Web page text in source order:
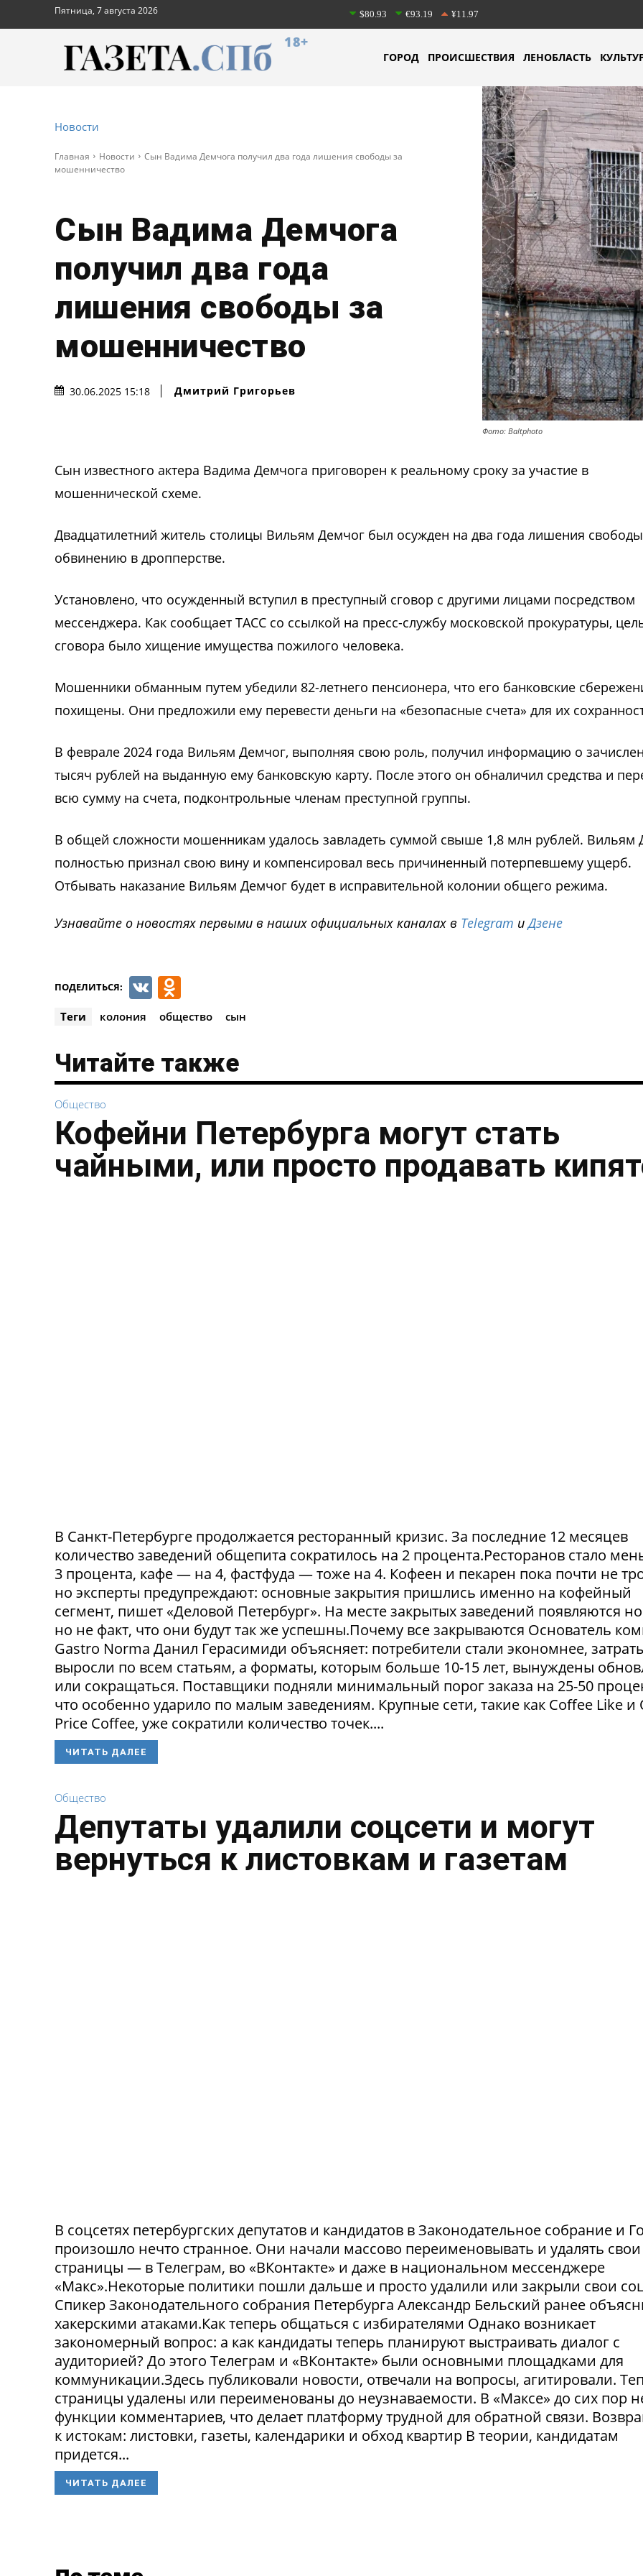
Пятница, 7 августа 2026 $80.93 €93.19 ¥11.97
18+
ГОРОД ПРОИСШЕСТВИЯ ЛЕНОБЛАСТЬ
Новости
Главная Новости
Сын Вадима Демчога получил два года лишения свободы за
мошенничество
Сын Вадима Демчога
получил два года
лишения свободы за
мошенничество
30.06.2025 15:18 Дмитрий Григорьев
Фото: Baltphoto
Сын известного актера Вадима Демчога приговорен к реальному сроку за участие в
мошеннической схеме.
Двадцатилетний житель столицы Вильям Демчог был осужден на два года лишения
обвинению в дропперстве.
Установлено, что осужденный вступил в преступный сговор с другими лицами посредством
мессенджера. Как сообщает ТАСС со ссылкой на пресс-службу московской прокуратуры,
сговора было хищение имущества пожилого человека.
Мошенники обманным путем убедили 82-летнего пенсионера, что его банковские
похищены. Они предложили ему перевести деньги на «безопасные счета» для их
В феврале 2024 года Вильям Демчог, выполняя свою роль, получил информацию о
тысяч рублей на выданную ему банковскую карту. После этого он обналичил средства и
всю сумму на счета, подконтрольные членам преступной группы.
В общей сложности мошенникам удалось завладеть суммой свыше 1,8 млн рублей. Вильям
полностью признал свою вину и компенсировал весь причиненный потерпевшему ущерб.
Отбывать наказание Вильям Демчог будет в исправительной колонии общего режима.
Узнавайте о новостях первыми в наших официальных каналах в Telegram иДзене
ПОДЕЛИТЬСЯ: VK
Теги колония общество сын
Читайте также
Общество
Кофейни Петербурга могут стать
чайными, или просто продавать
В Санкт-Петербурге продолжается ресторанный кризис. За последние 12 месяцев
количество заведений общепита сократилось на 2 процента.Ресторанов стало
3 процента, кафе — на 4, фастфуда — тоже на 4. Кофеен и пекарен пока почти не
но эксперты предупреждают: основные закрытия пришлись именно на кофейный
сегмент, пишет «Деловой Петербург». На месте закрытых заведений появляются
но не факт, что они будут так же успешны.Почему все закрываются Основатель
Gastro Norma Данил Герасимиди объясняет: потребители стали экономнее,
выросли по всем статьям, а форматы, которым больше 10-15 лет, вынуждены
или сокращаться. Поставщики подняли минимальный порог заказа на 25-50
что особенно ударило по малым заведениям. Крупные сети, такие как Coffee Like и
Price Coffee, уже сократили количество точек....
ЧИТАТЬ ДАЛЕЕ
Общество
Депутаты удалили соцсети и могут
вернуться к листовкам и газетам
В соцсетях петербургских депутатов и кандидатов в Законодательное собрание и
произошло нечто странное. Они начали массово переименовывать и удалять свои
страницы — в Телеграм, во «ВКонтакте» и даже в национальном мессенджере
«Макс».Некоторые политики пошли дальше и просто удалили или закрыли свои
Спикер Законодательного собрания Петербурга Александр Бельский ранее
хакерскими атаками.Как теперь общаться с избирателями Однако возникает
закономерный вопрос: а как кандидаты теперь планируют выстраивать диалог с
аудиторией? До этого Телеграм и «ВКонтакте» были основными площадками для
коммуникации.Здесь публиковали новости, отвечали на вопросы, агитировали.
страницы удалены или переименованы до неузнаваемости. В «Максе» до сих пор
функции комментариев, что делает платформу трудной для обратной связи.
к истокам: листовки, газеты, календарики и обход квартир В теории, кандидатам
придется...
ЧИТАТЬ ДАЛЕЕ